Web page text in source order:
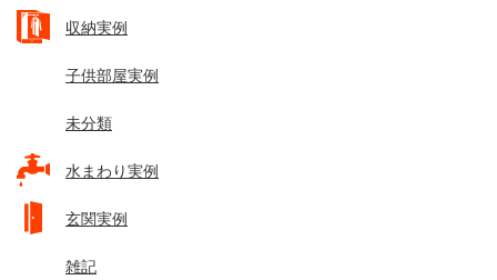
収納実例
子供部屋実例
未分類
水まわり実例
玄関実例
雑記